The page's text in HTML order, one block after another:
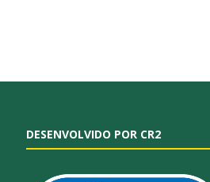
DESENVOLVIDO POR CR2